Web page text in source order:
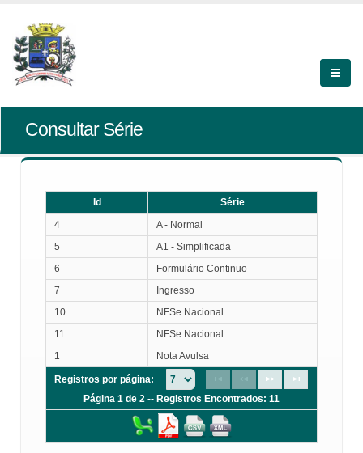
Consultar Série
Id
Série
4
A - Normal
5
A1 - Simplificada
6
Formulário Continuo
7
Ingresso
10
NFSe Nacional
11
NFSe Nacional
1
Nota Avulsa
Registros por página:
Página 1 de 2 -- Registros Encontrados: 11